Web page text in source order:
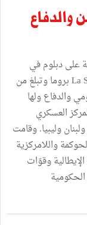
والدفاع
على دبلوم في
العلوم السياسية والاقتصادية من جامعة La Sapienza بروما وتبلغ من
والدفاع ولها
العسكري
وليبيا. وقامت
واللامركزية
وقوّات